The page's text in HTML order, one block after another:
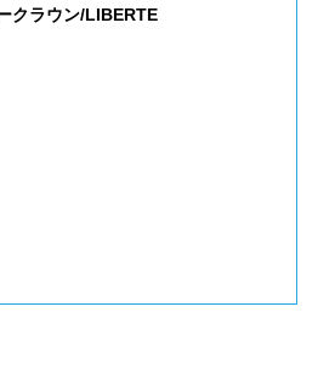
クラウン/LIBERTE